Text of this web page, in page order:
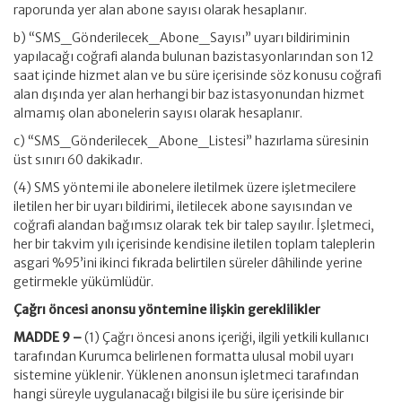
raporunda yer alan abone sayısı olarak hesaplanır.
b) “SMS_Gönderilecek_Abone_Sayısı” uyarı bildiriminin
yapılacağı coğrafi alanda bulunan bazistasyonlarından son 12
saat içinde hizmet alan ve bu süre içerisinde söz konusu coğrafi
alan dışında yer alan herhangi bir baz istasyonundan hizmet
almamış olan abonelerin sayısı olarak hesaplanır.
c) “SMS_Gönderilecek_Abone_Listesi” hazırlama süresinin
üst sınırı 60 dakikadır.
(4) SMS yöntemi ile abonelere iletilmek üzere işletmecilere
iletilen her bir uyarı bildirimi, iletilecek abone sayısından ve
coğrafi alandan bağımsız olarak tek bir talep sayılır. İşletmeci,
her bir takvim yılı içerisinde kendisine iletilen toplam taleplerin
asgari %95’ini ikinci fıkrada belirtilen süreler dâhilinde yerine
getirmekle yükümlüdür.
Çağrı öncesi anonsu yöntemine ilişkin gereklilikler
MADDE 9 –(1) Çağrı öncesi anons içeriği, ilgili yetkili kullanıcı
tarafından Kurumca belirlenen formatta ulusal mobil uyarı
sistemine yüklenir. Yüklenen anonsun işletmeci tarafından
hangi süreyle uygulanacağı bilgisi ile bu süre içerisinde bir